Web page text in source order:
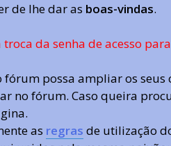
de lhe dar as boas-vindas.
troca da senha de acesso
possa ampliar os
no fórum. Caso queira
as regras de utilização